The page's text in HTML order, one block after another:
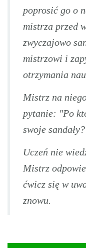
poprosić go o
mistrza przed
zwyczajowo
mistrzowi i
otrzymania
Mistrz na
pytanie: "Po
swoje
Uczeń nie
Mistrz
ćwicz się w
znowu.